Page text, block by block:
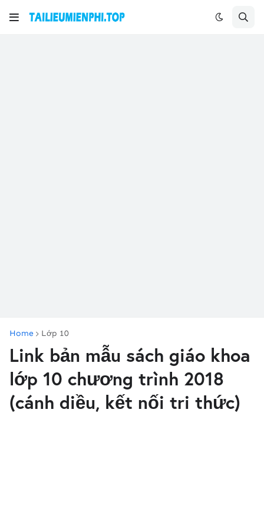
Home Lớp 10
Link bản mẫu sách giáo khoa
lớp 10 chương trình 2018
(cánh diều, kết nối tri thức)